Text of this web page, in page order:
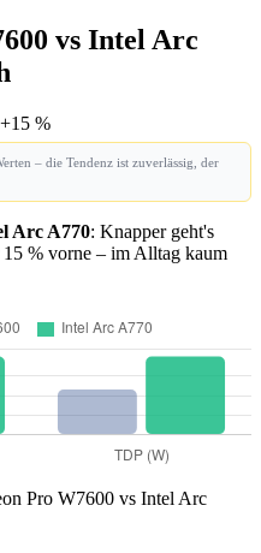
vs Intel Arc
%
– die Tendenz ist zuverlässig, der
Arc A770: Knapper geht's
% vorne – im Alltag kaum
Pro W7600 vs Intel Arc